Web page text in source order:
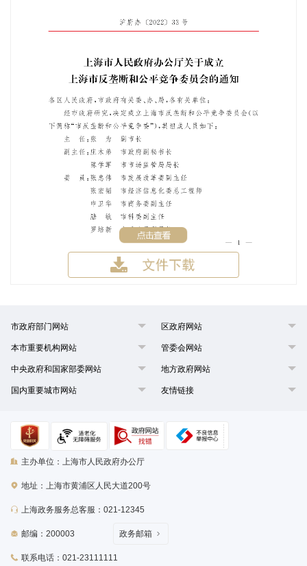
市政府部门网站 区政府网站
本市重要机构网站 管委会网站
中央政府和国家部委网站 地方政府网站
国内重要城市网站 友情链接
主办单位：上海市人民政府办公厅
地址：上海市黄浦区人民大道200号
上海政务服务总客服：021-12345
邮编：200003
联系电话：021-23111111
政务邮箱